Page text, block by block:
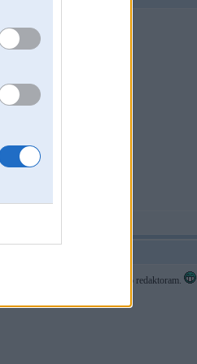
vaidzeetu shito ieteikt iAuto redaktoram.